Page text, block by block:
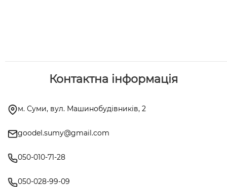
Контактна інформація
м. Суми, вул. Машинобудівників, 2
goodel.sumy@gmail.com
050-010-71-28
050-028-99-09